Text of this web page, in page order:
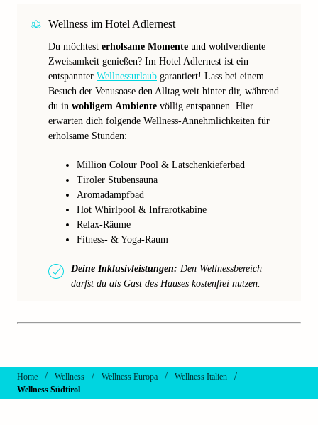
Wellness im Hotel Adlernest
Du möchtest erholsame Momente und wohlverdiente
Zweisamkeit genießen? Im Hotel Adlernest ist ein
entspannter Wellnessurlaub garantiert! Lass bei einem
Besuch der Venusoase den Alltag weit hinter dir, während
du in wohligem Ambiente völlig entspannen. Hier
erwarten dich folgende Wellness-Annehmlichkeiten für
erholsame Stunden:
Million Colour Pool & Latschenkieferbad
Tiroler Stubensauna
Aromadampfbad
Hot Whirlpool & Infrarotkabine
Relax-Räume
Fitness- & Yoga-Raum
Deine Inklusivleistungen: Den Wellnessbereich
darfst du als Gast des Hauses kostenfrei nutzen.
Home / Wellness / Wellness Europa / Wellness Italien /
Wellness Südtirol